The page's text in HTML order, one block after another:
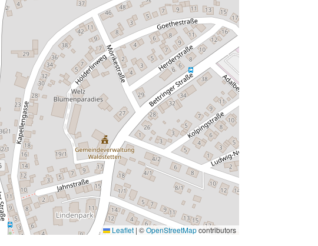
Leaflet | ©OpenStreetMapcontributors